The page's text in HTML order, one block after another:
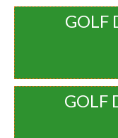
GOLF
GOLF